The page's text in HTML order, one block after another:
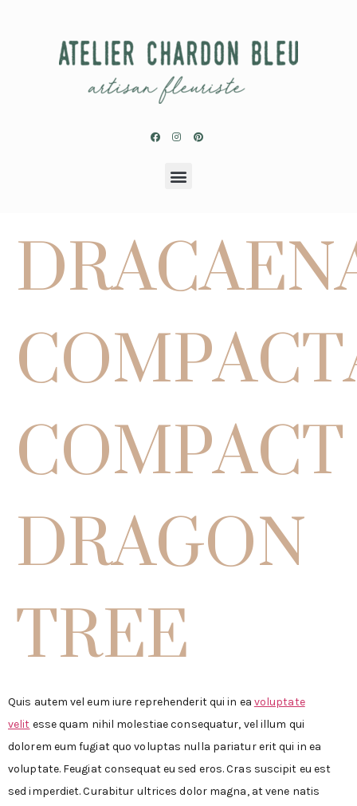
COMPACT
DRAGON
TREE
Quis autem vel eum iure reprehenderit qui in ea voluptate
velit esse quam nihil molestiae consequatur, vel illum qui
dolorem eum fugiat quo voluptas nulla pariatur erit qui in ea
voluptate. Feugiat consequat eu sed eros. Cras suscipit eu est
sed imperdiet. Curabitur ultrices dolor magna, at vene natis